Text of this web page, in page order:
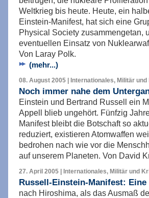
Weltkrieg bis heute. Heute, ein
Einstein-Manifest, hat sich eine
Physical Society zusammengetan,
eventuellen Einsatz von
Von Laray Polk.
(mehr...)
08. August 2005 | Internationales, Militär und
Noch immer nahe dem
Einstein und Bertrand Russell ein
Appell blieb ungehört. Fünfzig
Manifest bleibt die Botschaft so
reduziert, existieren Atomwaffen
bedrohen nach wie vor die
auf unserem Planeten. Von David
27. April 2005 | Internationales, Militär und
Russell-Einstein-Manifest:
nach Hiroshima, als das Ausmaß